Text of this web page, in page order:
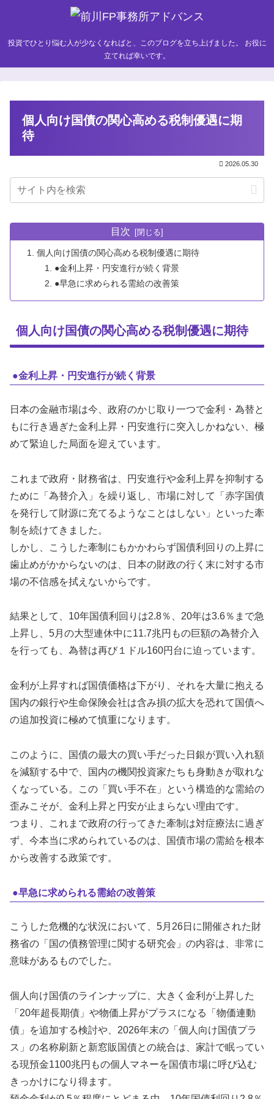
投資でひとり悩む人が少なくなればと、このブログを立ち上げました。 お役に
立てれば幸いです。
個人向け国債の関心高める税制優遇に期
待
2026.05.30
目次
個人向け国債の関心高める税制優遇に期待
●金利上昇・円安進行が続く背景
●早急に求められる需給の改善策
個人向け国債の関心高める税制優遇に期待
●金利上昇・円安進行が続く背景
日本の金融市場は今、政府のかじ取り一つで金利・為替と
もに行き過ぎた金利上昇・円安進行に突入しかねない、極
めて緊迫した局面を迎えています。
これまで政府・財務省は、円安進行や金利上昇を抑制する
ために「為替介入」を繰り返し、市場に対して「赤字国債
を発行して財源に充てるようなことはしない」といった牽
制を続けてきました。
しかし、こうした牽制にもかかわらず国債利回りの上昇に
歯止めがかからないのは、日本の財政の行く末に対する市
場の不信感を拭えないからです。
結果として、10年国債利回りは2.8％、20年は3.6％まで急
上昇し、5月の大型連休中に11.7兆円もの巨額の為替介入
を行っても、為替は再び１ドル160円台に迫っています。
金利が上昇すれば国債価格は下がり、それを大量に抱える
国内の銀行や生命保険会社は含み損の拡大を恐れて国債へ
の追加投資に極めて慎重になります。
このように、国債の最大の買い手だった日銀が買い入れ額
を減額する中で、国内の機関投資家たちも身動きが取れな
くなっている。この「買い手不在」という構造的な需給の
歪みこそが、金利上昇と円安が止まらない理由です。
つまり、これまで政府の行ってきた牽制は対症療法に過ぎ
ず、今本当に求められているのは、国債市場の需給を根本
から改善する政策です。
●早急に求められる需給の改善策
こうした危機的な状況において、5月26日に開催された財
務省の「国の債務管理に関する研究会」の内容は、非常に
意味があるものでした。
個人向け国債のラインナップに、大きく金利が上昇した
「20年超長期債」や物価上昇がプラスになる「物価連動
債」を追加する検討や、2026年末の「個人向け国債プラ
ス」の名称刷新と新窓販国債との統合は、家計で眠ってい
る現預金1100兆円もの個人マネーを国債市場に呼び込む
きっかけになり得ます。